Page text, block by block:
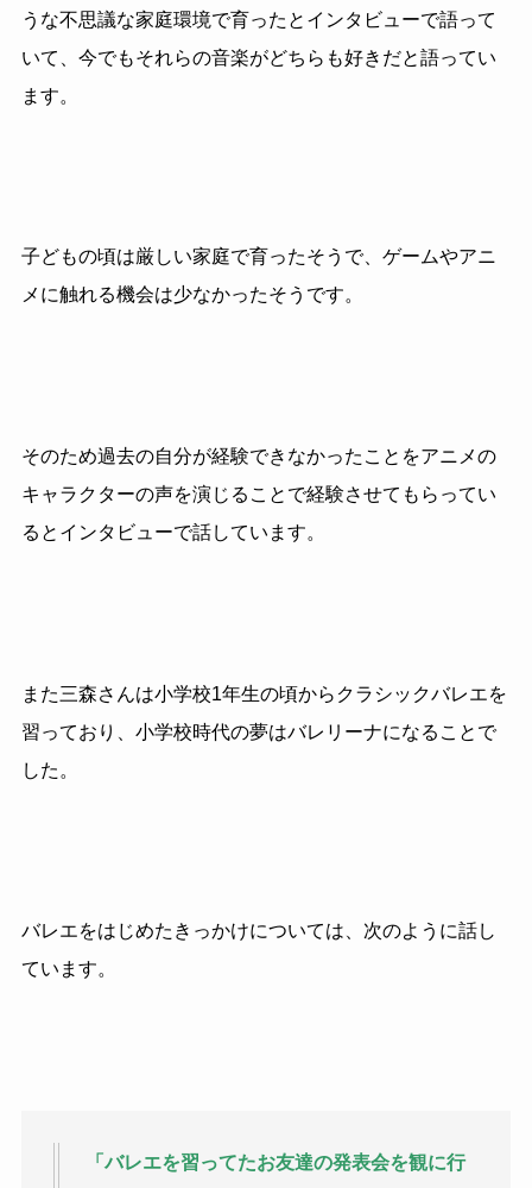
うな不思議な家庭環境で育ったとインタビューで語って
いて、今でもそれらの音楽がどちらも好きだと語ってい
ます。
子どもの頃は厳しい家庭で育ったそうで、ゲームやアニ
メに触れる機会は少なかったそうです。
そのため過去の自分が経験できなかったことをアニメの
キャラクターの声を演じることで経験させてもらってい
るとインタビューで話しています。
また三森さんは小学校1年生の頃からクラシックバレエを
習っており、小学校時代の夢はバレリーナになることで
した。
バレエをはじめたきっかけについては、次のように話し
ています。
「バレエを習ってたお友達の発表会を観に行